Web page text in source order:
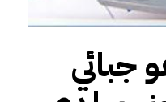
جبائي